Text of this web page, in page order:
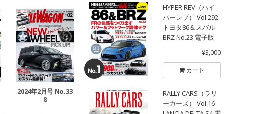
2024年2月号 No.33
8
HYPER REV（ハイ
パーレブ） Vol.292
トヨタ86＆スバル
BRZ No.23 電子版
¥3,000
カート
RALLY CARS（ラリ
ーカーズ） Vol.16